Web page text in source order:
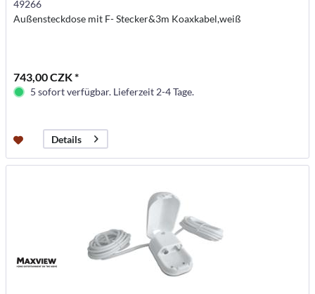
49266
Außensteckdose mit F- Stecker&3m Koaxkabel,weiß
743,00 CZK *
5 sofort verfügbar. Lieferzeit 2-4 Tage.
Details